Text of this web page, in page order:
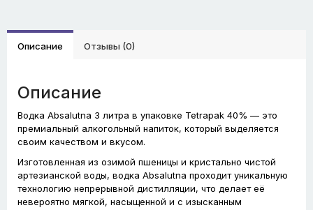
Описание Отзывы (0)
Описание
Водка Absalutna 3 литра в упаковке Tetrapak 40% — это
премиальный алкогольный напиток, который выделяется
своим качеством и вкусом.
Изготовленная из озимой пшеницы и кристально чистой
артезианской воды, водка Absalutna проходит уникальную
технологию непрерывной дистилляции, что делает её
невероятно мягкой, насыщенной и с изысканным